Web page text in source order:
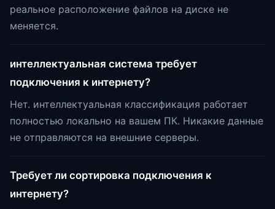
реальное расположение файлов на диске не
меняется.
интеллектуальная система требует
подключения к интернету?
Нет. интеллектуальная классификация работает
полностью локально на вашем ПК. Никакие данные
не отправляются на внешние серверы.
Требует ли сортировка подключения к
интернету?